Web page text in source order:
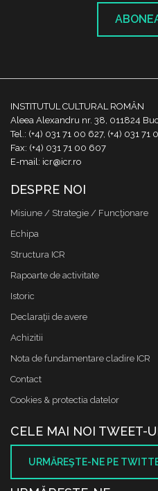
INSTITUTUL CULTURAL ROMÂN
Aleea Alexandru nr. 38, 011824
Tel.: (+4) 031 71 00 627, (+4) 031 71
Fax: (+4) 031 71 00 607
E-mail: icr@icr.ro
DESPRE NOI
Misiune / Strategie / Funcţionare
Echipa
Structura ICR
Rapoarte de activitate
Istoric
Declaraţii de avere
Achizitii
Nota de fundamentare cladire ICR
Contact
Cookies & protectia datelor
CELE MAI NOI TWEET-
URMĂREŞTE-NE PE